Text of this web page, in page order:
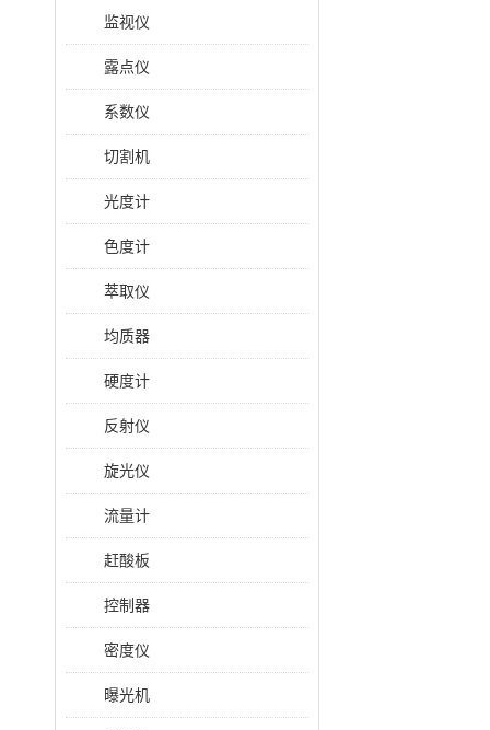
监视仪
露点仪
系数仪
切割机
光度计
色度计
萃取仪
均质器
硬度计
反射仪
旋光仪
流量计
赶酸板
控制器
密度仪
曝光机